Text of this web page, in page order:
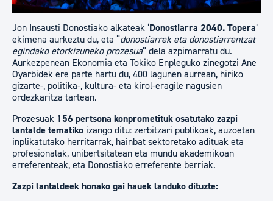
Jon Insausti Donostiako alkateak ‘Donostiarra 2040. Topera’
ekimena aurkeztu du, eta “donostiarrek eta donostiarrentzat
egindako etorkizuneko prozesua” dela azpimarratu du.
Aurkezpenean Ekonomia eta Tokiko Enpleguko zinegotzi Ane
Oyarbidek ere parte hartu du, 400 lagunen aurrean, hiriko
gizarte-, politika-, kultura- eta kirol-eragile nagusien
ordezkaritza tartean.
Prozesuak 156 pertsona konprometituk osatutako zazpi
lantalde tematiko izango ditu: zerbitzari publikoak, auzoetan
inplikatutako herritarrak, hainbat sektoretako adituak eta
profesionalak, unibertsitatean eta mundu akademikoan
erreferenteak, eta Donostiako erreferente berriak.
Zazpi lantaldeek honako gai hauek landuko dituzte: